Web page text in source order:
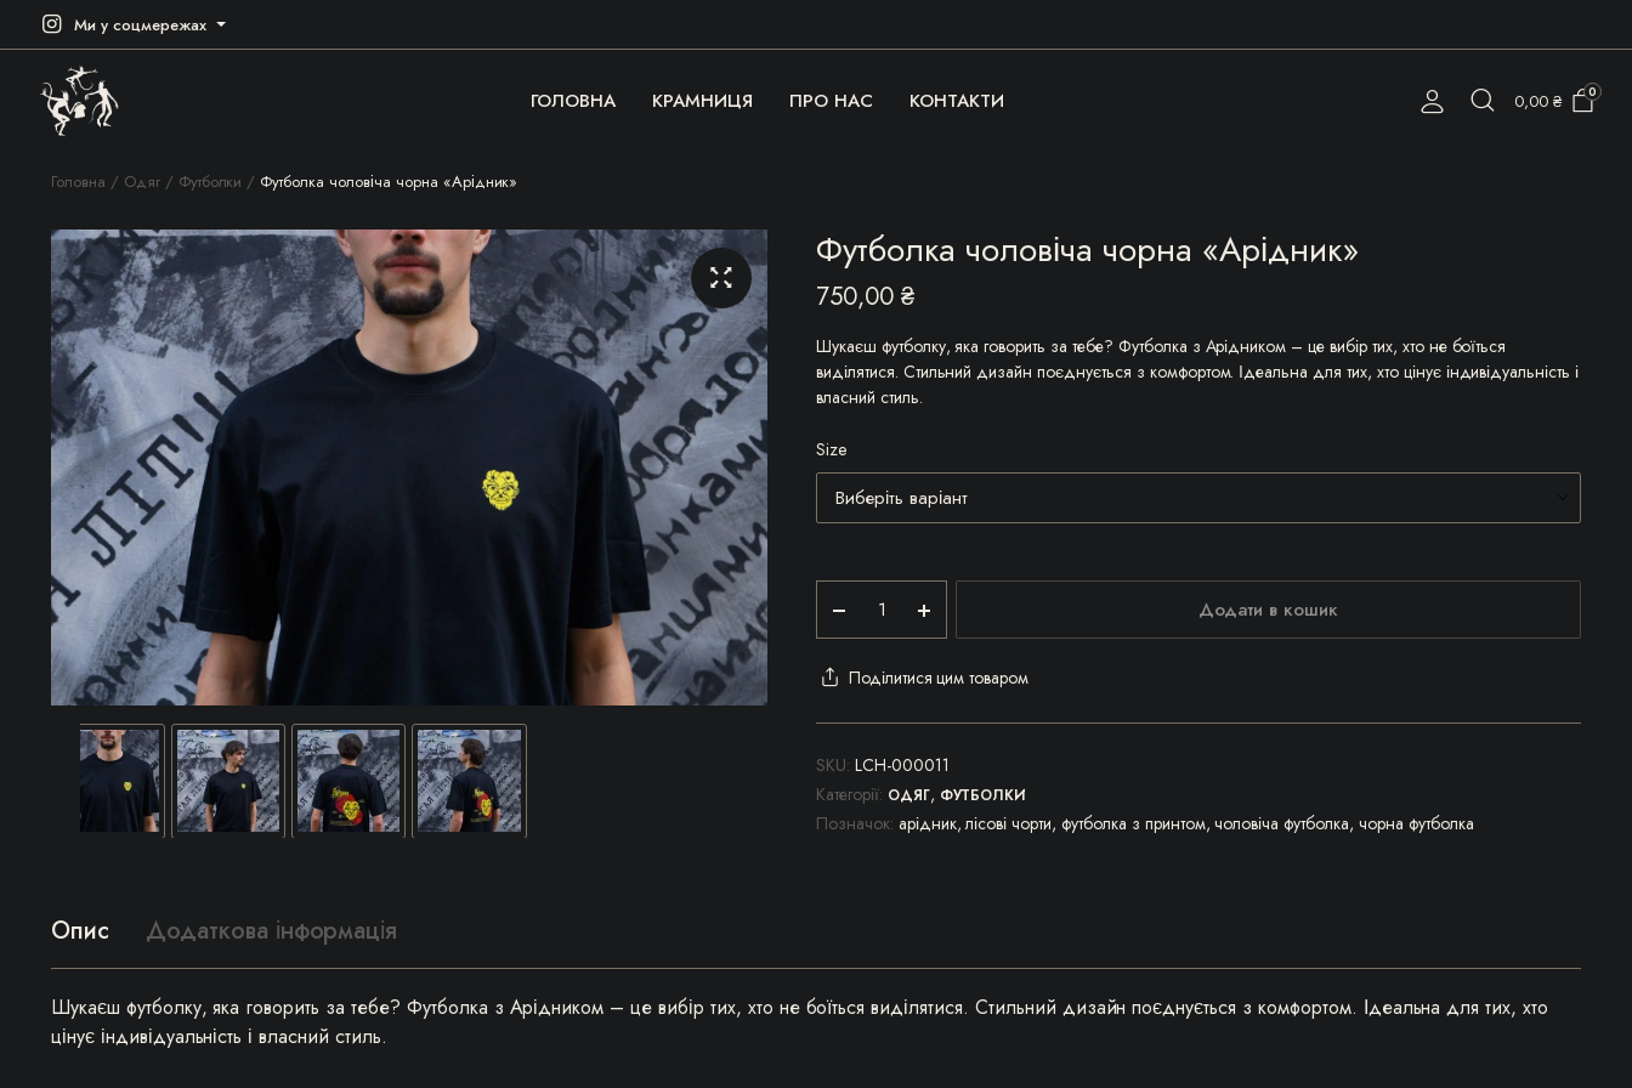
Ми у соцмережах
ГОЛОВНА КРАМНИЦЯ ПРО НАС КОНТАКТИ 0,00₴ 0
Головна Одяг Футболки Футболка чоловіча чорна «Арідник»
Футболка чоловіча чорна «Арідник»
750,00 ₴
Шукаєш футболку, яка говорить за тебе? Футболка з Арідником – це вибір тих, хто не боїться
виділятися. Стильний дизайн поєднується з комфортом. Ідеальна для тих, хто цінує індивідуальність і
власний стиль.
Size
чоловіча
чорна
«Арідник»
Додати в кошик
Поділитися цим товаром
SKU: LCH-000011
Категорії: ОДЯГ, ФУТБОЛКИ
Позначок: арідник,лісові чорти,футболка з принтом,чоловіча футболка, чорна футболка
Опис Додаткова інформація
Шукаєш футболку, яка говорить за тебе? Футболка з Арідником – це вибір тих, хто не боїться виділятися. Стильний дизайн поєднується з комфортом. Ідеальна для тих, хто
цінує індивідуальність і власний стиль.